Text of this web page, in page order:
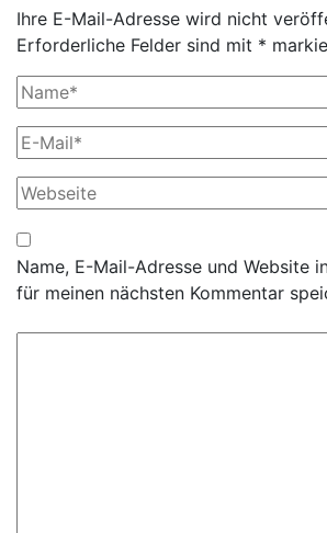
Ihre E-Mail-Adresse wird nicht
Erforderliche Felder sind mit *
Name, E-Mail-Adresse und Website
für meinen nächsten Kommentar